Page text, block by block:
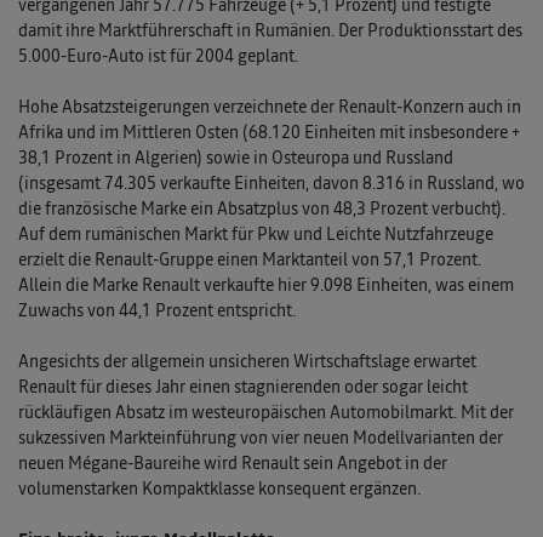
vergangenen Jahr 57.775 Fahrzeuge (+ 5,1 Prozent) und festigte
damit ihre Marktführerschaft in Rumänien. Der Produktionsstart des
5.000-Euro-Auto ist für 2004 geplant.
Hohe Absatzsteigerungen verzeichnete der Renault-Konzern auch in
Afrika und im Mittleren Osten (68.120 Einheiten mit insbesondere +
38,1 Prozent in Algerien) sowie in Osteuropa und Russland
(insgesamt 74.305 verkaufte Einheiten, davon 8.316 in Russland, wo
die französische Marke ein Absatzplus von 48,3 Prozent verbucht).
Auf dem rumänischen Markt für Pkw und Leichte Nutzfahrzeuge
erzielt die Renault-Gruppe einen Marktanteil von 57,1 Prozent.
Allein die Marke Renault verkaufte hier 9.098 Einheiten, was einem
Zuwachs von 44,1 Prozent entspricht.
Angesichts der allgemein unsicheren Wirtschaftslage erwartet
Renault für dieses Jahr einen stagnierenden oder sogar leicht
rückläufigen Absatz im westeuropäischen Automobilmarkt. Mit der
sukzessiven Markteinführung von vier neuen Modellvarianten der
neuen Mégane-Baureihe wird Renault sein Angebot in der
volumenstarken Kompaktklasse konsequent ergänzen.